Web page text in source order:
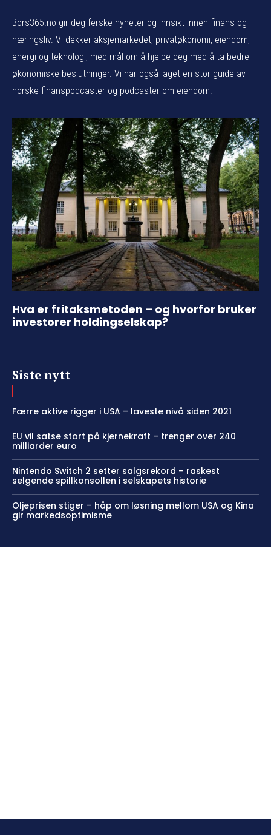
Bors365.no gir deg ferske nyheter og innsikt innen finans og
næringsliv. Vi dekker aksjemarkedet, privatøkonomi, eiendom,
energi og teknologi, med mål om å hjelpe deg med å ta bedre
økonomiske beslutninger. Vi har også laget en stor guide av
norske finanspodcaster og podcaster om eiendom.
Hva er fritaksmetoden – og hvorfor bruker
investorer holdingselskap?
Siste nytt
Færre aktive rigger i USA – laveste nivå siden 2021
EU vil satse stort på kjernekraft – trenger over 240
milliarder euro
Nintendo Switch 2 setter salgsrekord – raskest
selgende spillkonsollen i selskapets historie
Oljeprisen stiger – håp om løsning mellom USA og Kina
gir markedsoptimisme